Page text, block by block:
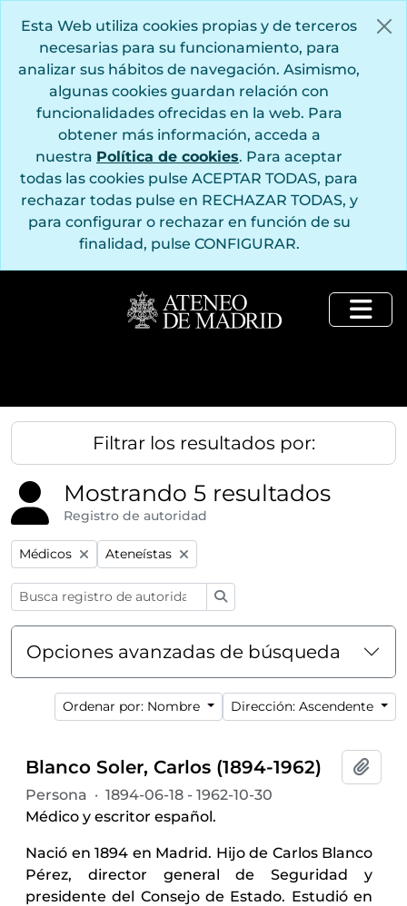
Esta Web utiliza cookies propias y de terceros
necesarias para su funcionamiento, para
analizar sus hábitos de navegación. Asimismo,
algunas cookies guardan relación con
funcionalidades ofrecidas en la web. Para
obtener más información, acceda a
nuestra Política de cookies. Para aceptar
todas las cookies pulse ACEPTAR TODAS, para
rechazar todas pulse en RECHAZAR TODAS, y
para configurar o rechazar en función de su
finalidad, pulse CONFIGURAR.
Filtrar los resultados por:
Mostrando 5 resultados
Registro de autoridad
Remove filter:
Médicos Remove filter:
Ateneístas
Opciones avanzadas de búsqueda
Ordenar por: Nombre Dirección: Ascendente
Blanco Soler, Carlos (1894-1962)
Persona · 1894-06-18 - 1962-10-30
Médico y escritor español.
Nació en 1894 en Madrid. Hijo de Carlos Blanco
Pérez, director general de Seguridad y
presidente del Consejo de Estado. Estudió en